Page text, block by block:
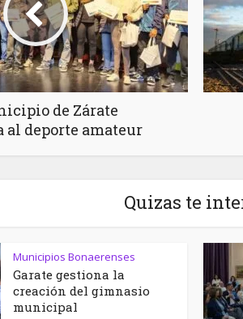
de Zárate
al deporte amateur
Quizas te
Municipios Bonaerenses
Garate gestiona la
creación del gimnasio
municipal